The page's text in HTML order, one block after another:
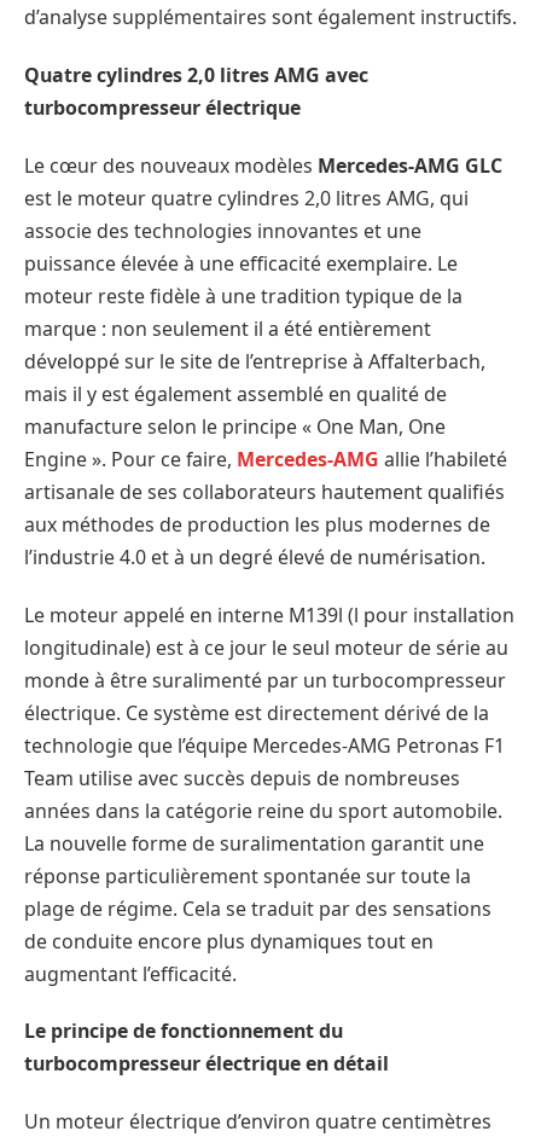
d’analyse supplémentaires sont également instructifs.
Quatre cylindres 2,0 litres AMG avec
turbocompresseur électrique
Le cœur des nouveaux modèles Mercedes-AMG GLC
est le moteur quatre cylindres 2,0 litres AMG, qui
associe des technologies innovantes et une
puissance élevée à une efficacité exemplaire. Le
moteur reste fidèle à une tradition typique de la
marque : non seulement il a été entièrement
développé sur le site de l’entreprise à Affalterbach,
mais il y est également assemblé en qualité de
manufacture selon le principe « One Man, One
Engine ». Pour ce faire, Mercedes-AMG allie l’habileté
artisanale de ses collaborateurs hautement qualifiés
aux méthodes de production les plus modernes de
l’industrie 4.0 et à un degré élevé de numérisation.
Le moteur appelé en interne M139l (l pour installation
longitudinale) est à ce jour le seul moteur de série au
monde à être suralimenté par un turbocompresseur
électrique. Ce système est directement dérivé de la
technologie que l’équipe Mercedes-AMG Petronas F1
Team utilise avec succès depuis de nombreuses
années dans la catégorie reine du sport automobile.
La nouvelle forme de suralimentation garantit une
réponse particulièrement spontanée sur toute la
plage de régime. Cela se traduit par des sensations
de conduite encore plus dynamiques tout en
augmentant l’efficacité.
Le principe de fonctionnement du
turbocompresseur électrique en détail
Un moteur électrique d’environ quatre centimètres